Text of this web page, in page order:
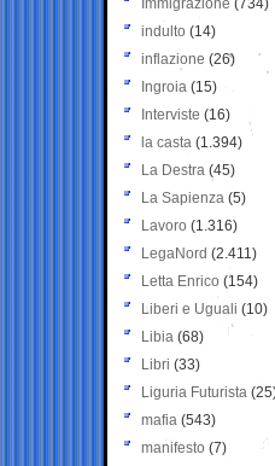
Immigrazione (734)
indulto (14)
inflazione (26)
Ingroia (15)
Interviste (16)
la casta (1.394)
La Destra (45)
La Sapienza (5)
Lavoro (1.316)
LegaNord (2.411)
Letta Enrico (154)
Liberi e Uguali (10)
Libia (68)
Libri (33)
Liguria Futurista
mafia (543)
manifesto (7)